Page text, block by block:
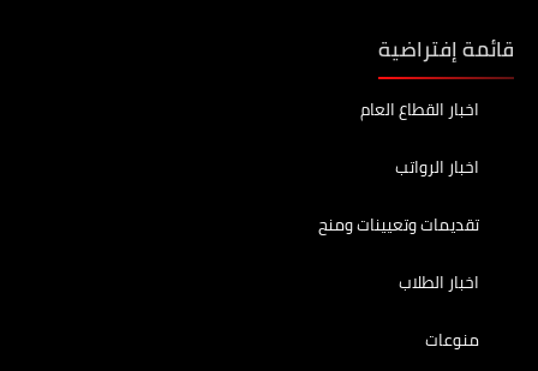
قائمة إفتراضية
اخبار القطاع العام
اخبار الرواتب
تقديمات وتعيينات ومنح
اخبار الطلاب
منوعات